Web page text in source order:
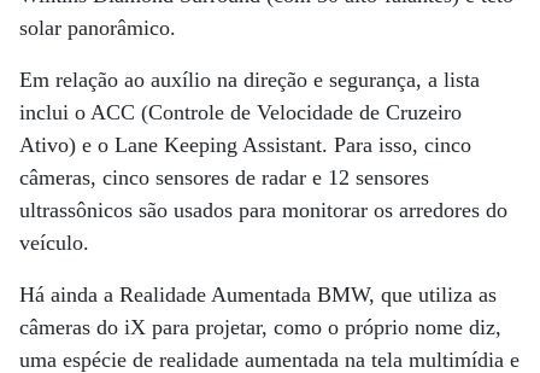
solar panorâmico.
Em relação ao auxílio na direção e segurança, a lista
inclui o ACC (Controle de Velocidade de Cruzeiro
Ativo) e o Lane Keeping Assistant. Para isso, cinco
câmeras, cinco sensores de radar e 12 sensores
ultrassônicos são usados ​​para monitorar os arredores do
veículo.
Há ainda a Realidade Aumentada BMW, que utiliza as
câmeras do iX para projetar, como o próprio nome diz,
uma espécie de realidade aumentada na tela multimídia e